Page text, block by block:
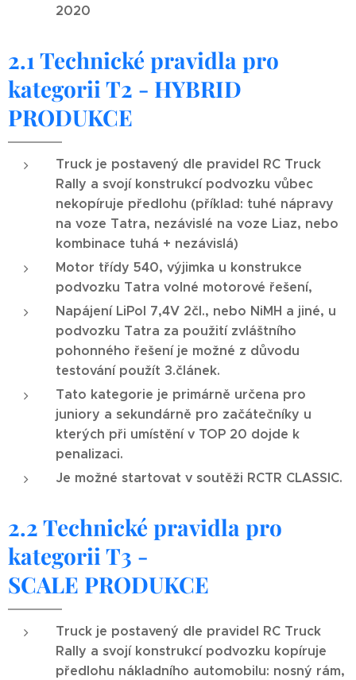
2020
2.1 Technické pravidla pro
kategorii T2 - HYBRID
PRODUKCE
Truck je postavený dle pravidel RC Truck
Rally a svojí konstrukcí podvozku vůbec
nekopíruje předlohu (příklad: tuhé nápravy
na voze Tatra, nezávislé na voze Liaz, nebo
kombinace tuhá + nezávislá)
Motor třídy 540, výjimka u konstrukce
podvozku Tatra volné motorové řešení,
Napájení LiPol 7,4V 2čl., nebo NiMH a jiné, u
podvozku Tatra za použití zvláštního
pohonného řešení je možné z důvodu
testování použít 3.článek.
Tato kategorie je primárně určena pro
juniory a sekundárně pro začátečníky u
kterých při umístění v TOP 20 dojde k
penalizaci.
Je možné startovat v soutěži RCTR CLASSIC.
2.2 Technické pravidla pro
kategorii T3 -
SCALE PRODUKCE
Truck je postavený dle pravidel RC Truck
Rally a svojí konstrukcí podvozku kopíruje
předlohu nákladního automobilu: nosný rám,